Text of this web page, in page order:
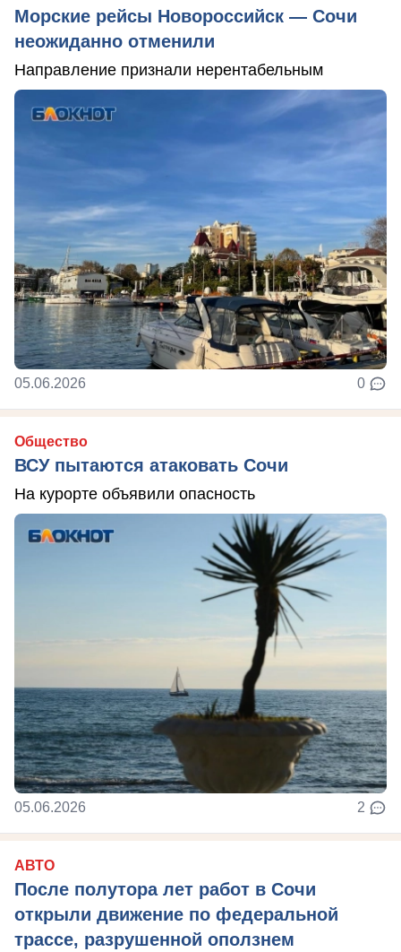
Морские рейсы Новороссийск — Сочи
неожиданно отменили
Направление признали нерентабельным
05.06.2026 0
Общество
ВСУ пытаются атаковать Сочи
На курорте объявили опасность
05.06.2026 2
АВТО
После полутора лет работ в Сочи
открыли движение по федеральной
трассе, разрушенной оползнем